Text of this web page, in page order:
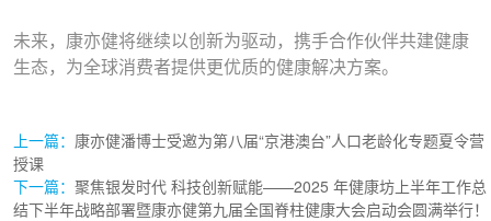
未来，康亦健将继续以创新为驱动，携手合作伙伴共建健康
生态，为全球消费者提供更优质的健康解决方案。
上一篇： 康亦健潘博士受邀为第八届“京港澳台”人口老龄化专题夏令营
授课
下一篇： 聚焦银发时代 科技创新赋能——2025 年健康坊上半年工作总
结下半年战略部署暨康亦健第九届全国脊柱健康大会启动会圆满举行！